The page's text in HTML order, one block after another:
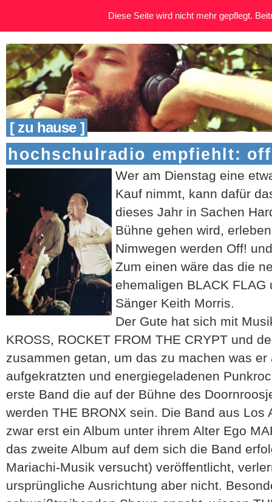
[ zu hause ]
hochschulradio empfiehlt:
Wer am Dienstag eine
Kauf nimmt, kann dafür
dieses Jahr in Sachen
Bühne gehen wird,
Nimwegen werden Off!
Zum einen wäre das die
ehemaligen BLACK FLAG
Sänger Keith Morris.
Der Gute hat sich mit
KROSS, ROCKET FROM THE CRYPT und
zusammen getan, um das zu machen was
aufgekratzten und energiegeladenen
erste Band die auf der Bühne des
werden THE BRONX sein. Die Band aus Los
zwar erst ein Album unter ihrem Alter Ego
das zweite Album auf dem sich die Band
Mariachi-Musik versucht) veröffentlicht,
ursprüngliche Ausrichtung aber nicht.
Diese Seite wird nicht mehr gepflegt.